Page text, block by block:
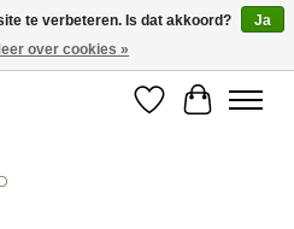
pick-up
Verlanglijst
te verbeteren. Is dat akkoord?
Ja
over cookies »